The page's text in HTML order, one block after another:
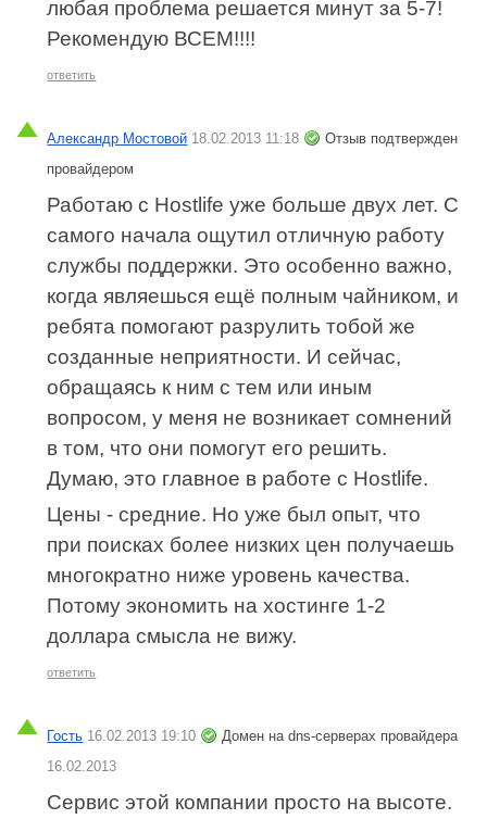
любая проблема решается минут за 5-7!
Рекомендую ВСЕМ!!!!
ответить
Александр Мостовой 18.02.2013 11:18
Отзыв подтвержден
провайдером
Работаю с Hostlife уже больше двух лет. С
самого начала ощутил отличную работу
службы поддержки. Это особенно важно,
когда являешься ещё полным чайником, и
ребята помогают разрулить тобой же
созданные неприятности. И сейчас,
обращаясь к ним с тем или иным
вопросом, у меня не возникает сомнений
в том, что они помогут его решить.
Думаю, это главное в работе с Hostlife.
Цены - средние. Но уже был опыт, что
при поисках более низких цен получаешь
многократно ниже уровень качества.
Потому экономить на хостинге 1-2
доллара смысла не вижу.
ответить
Гость 16.02.2013 19:10
Домен на dns-серверах провайдера
16.02.2013
Сервис этой компании просто на высоте.